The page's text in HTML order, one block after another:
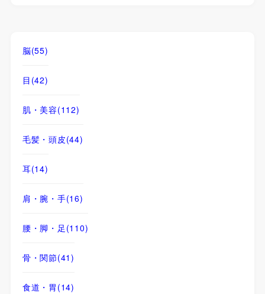
脳(55)
目 (42)
肌・美容(112)
毛髪・頭皮(44)
耳(14)
肩・腕・手(16)
腰・脚・足 (110)
骨・関節(41)
食道・胃 (14)